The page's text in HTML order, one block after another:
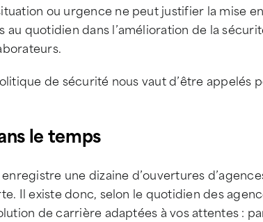
ou urgence ne peut justifier la mise
quotidien dans l’amélioration de la
de sécurité nous vaut d’être appelés
le temps
une dizaine d’ouvertures
Il existe donc, selon le quotidien des
de carrière adaptées à vos attentes :